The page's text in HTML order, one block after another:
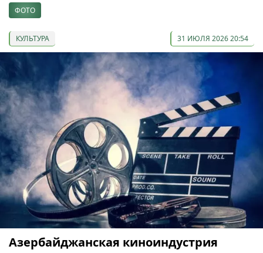
ФОТО
КУЛЬТУРА 31 ИЮЛЯ 2026 20:54
Азербайджанская киноиндустрия